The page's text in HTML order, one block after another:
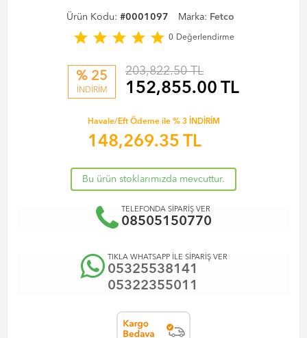
Ürün Kodu: #0001097 Marka: Fetco
star star star star star 0 Değerlendirme
% 25
İNDİRİM
203,822.50 TL
152,855.00 TL
Havale/Eft Ödeme ile % 3 İNDİRİM
148,269.35 TL
Bu ürün stoklarımızda mevcuttur.
TELEFONDA SİPARİŞ VER
08505150770
TIKLA WHATSAPP İLE SİPARİŞ VER
05325538141
05322355011